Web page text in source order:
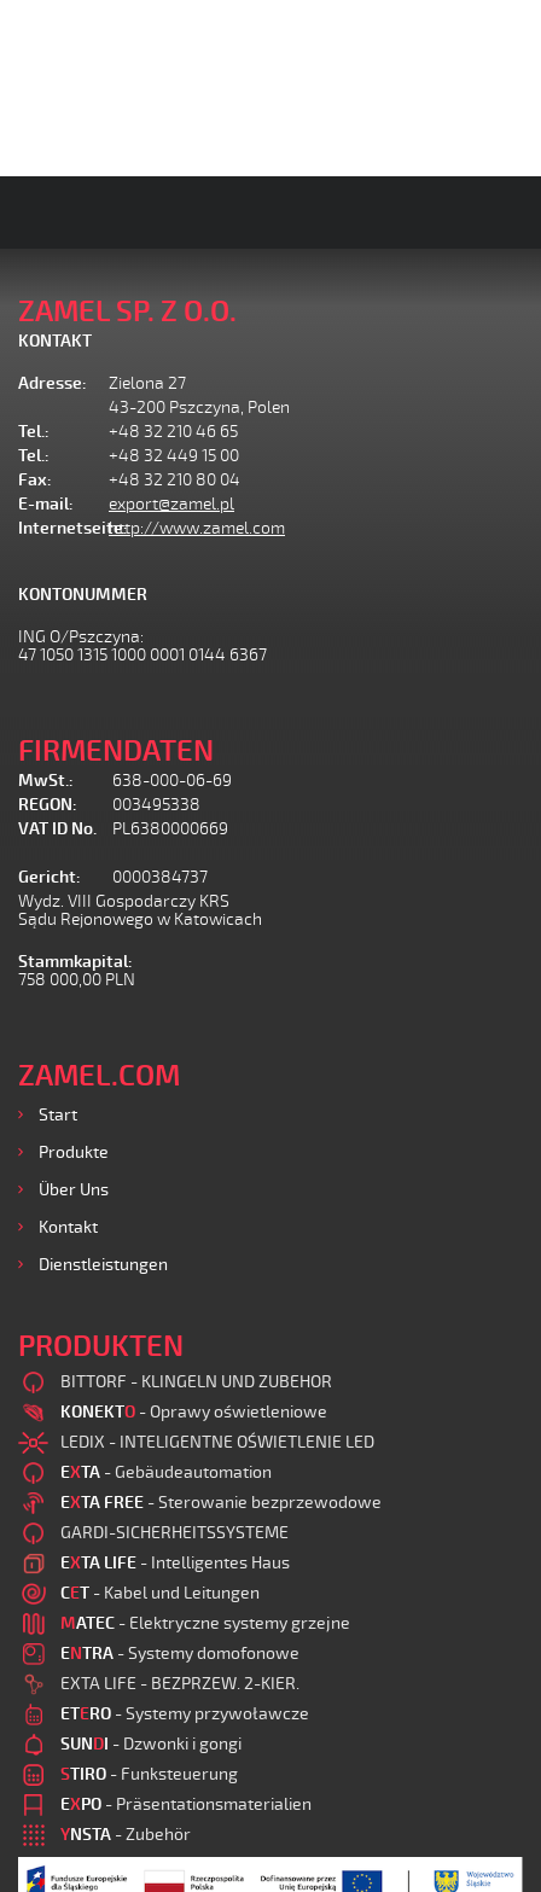
ZAMEL SP. Z O.O.
KONTAKT
Adresse:
Zielona 27
43-200 Pszczyna, Polen
Tel.:
+48 32 210 46 65
Tel.:
+48 32 449 15 00
Fax:
+48 32 210 80 04
E-mail:
export@zamel.pl
Internetseite:http://www.zamel.com
KONTONUMMER
ING O/Pszczyna:
47 1050 1315 1000 0001 0144 6367
FIRMENDATEN
MwSt.:
638-000-06-69
REGON:
003495338
VAT ID No.
PL6380000669
Gericht:
0000384737
Wydz. VIII Gospodarczy KRS
Sądu Rejonowego w Katowicach
Stammkapital:
758 000,00 PLN
ZAMEL.COM
Start
Produkte
Über Uns
Kontakt
Dienstleistungen
PRODUKTEN
BITTORF - KLINGELN UND ZUBEHOR
KONEKTO - Oprawy oświetleniowe
LEDIX - INTELIGENTNE OŚWIETLENIE LED
EXTA - Gebäudeautomation
EXTA FREE - Sterowanie bezprzewodowe
GARDI-SICHERHEITSSYSTEME
EXTA LIFE - Intelligentes Haus
CET - Kabel und Leitungen
MATEC - Elektryczne systemy grzejne
ENTRA - Systemy domofonowe
EXTA LIFE - BEZPRZEW. 2-KIER.
ETERO - Systemy przywoławcze
SUNDI - Dzwonki i gongi
STIRO - Funksteuerung
EXPO - Präsentationsmaterialien
YNSTA - Zubehör